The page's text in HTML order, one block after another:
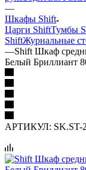
—
Шкафы Shift
Царги ShiftТумбы
ShiftЖурнальные
—Shift Шкаф
Белый Бриллиант
АРТИКУЛ: SK.ST-